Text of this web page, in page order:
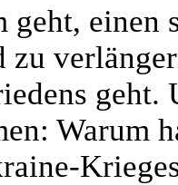
geht,
zu
Warum